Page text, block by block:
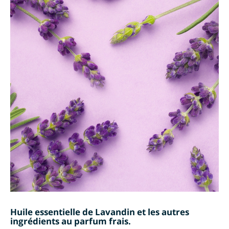
Huile essentielle de Lavandin et les autres
ingrédients au parfum frais.